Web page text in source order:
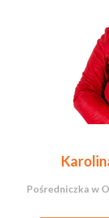
Pośredniczka w